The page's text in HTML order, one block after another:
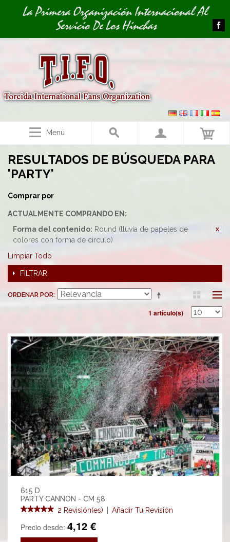
Image 01La Primera Organización Internacional Al
Servicio De Los Hinchas
Menú
RESULTADOS DE BÚSQUEDA PARA
'PARTY'
Comprar por
ACTUALMENTE COMPRANDO EN:
Forma del contenido: Round (lluvia de papeles de
colores con forma de circulo)
Limpiar Todo
FILTRAR
ORDENAR POR
1 artículo(s)
615 D
PARTY CANNON - CM 58
2 Revisión(es)
Añadir Tu Revisión
Precio desde: 4,12 €